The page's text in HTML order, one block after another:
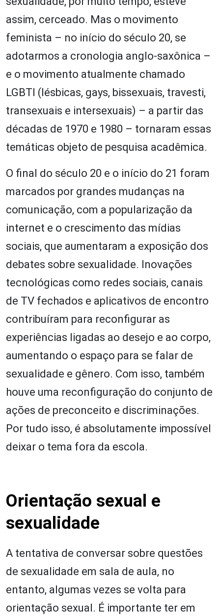
assim, cerceado. Mas o movimento
feminista – no início do século 20, se
adotarmos a cronologia anglo-saxônica –
e o movimento atualmente chamado
LGBTI (lésbicas, gays, bissexuais, travesti,
transexuais e intersexuais) – a partir das
décadas de 1970 e 1980 – tornaram essas
temáticas objeto de pesquisa acadêmica.
O final do século 20 e o início do 21 foram
marcados por grandes mudanças na
comunicação, com a popularização da
internet e o crescimento das mídias
sociais, que aumentaram a exposição dos
debates sobre sexualidade. Inovações
tecnológicas como redes sociais, canais
de TV fechados e aplicativos de encontro
contribuíram para reconfigurar as
experiências ligadas ao desejo e ao corpo,
aumentando o espaço para se falar de
sexualidade e gênero. Com isso, também
houve uma reconfiguração do conjunto de
ações de preconceito e discriminações.
Por tudo isso, é absolutamente impossível
deixar o tema fora da escola.
Orientação sexual e
sexualidade
A tentativa de conversar sobre questões
de sexualidade em sala de aula, no
entanto, algumas vezes se volta para
orientação sexual. É importante ter em